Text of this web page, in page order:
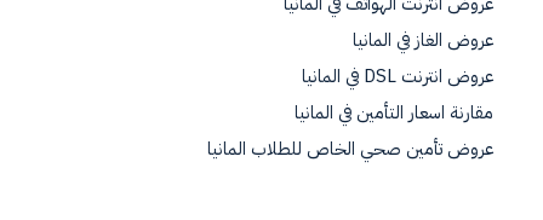
عروض الغاز في المانيا
عروض انترنت DSL في المانيا
مقارنة اسعار التأمين في المانيا
عروض تأمين صحي الخاص للطلاب المانيا